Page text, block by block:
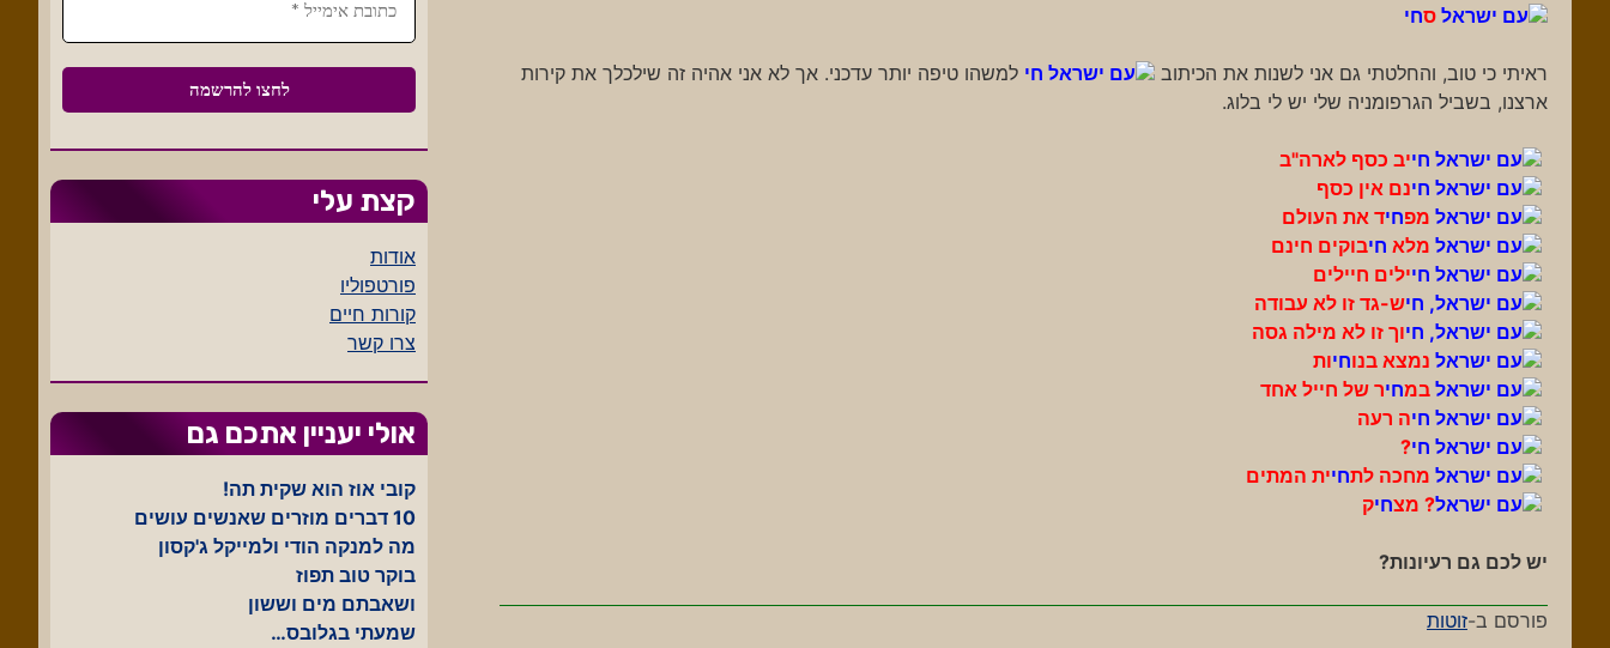
עם ישראל סחי
ראיתי כי טוב, והחלטתי גם אני לשנות את הכיתוב עם ישראל חי למשהו טיפה יותר עדכני. אך לא אני אהיה זה שילכלך את קירות
ארצנו, בשביל הגרפומניה שלי יש לי בלוג.
עם ישראל חייב כסף לארה"ב
עם ישראל חינם אין כסף
עם ישראל מפחיד את העולם
עם ישראל מלא חיבוקים חינם
עם ישראל חיילים חיילים
עם ישראל, חיש-גד זו לא עבודה
עם ישראל, חיוך זו לא מילה גסה
עם ישראל נמצא בנוחיות
עם ישראל במחיר של חייל אחד
עם ישראל חיה רעה
עם ישראל חי?
עם ישראל מחכה לתחיית המתים
עם ישראל? מצחיק
יש לכם גם רעיונות?
פורסם ב-זוטות
קצת עלי
אודות
פורטפוליו
קורות חיים
צרו קשר
אולי יעניין אתכם גם
קובי אוז הוא שקית תה!
10 דברים מוזרים שאנשים עושים
מה למנקה הודי ולמייקל ג'קסון
בוקר טוב תפוז
ושאבתם מים וששון
שמעתי בגלובס…